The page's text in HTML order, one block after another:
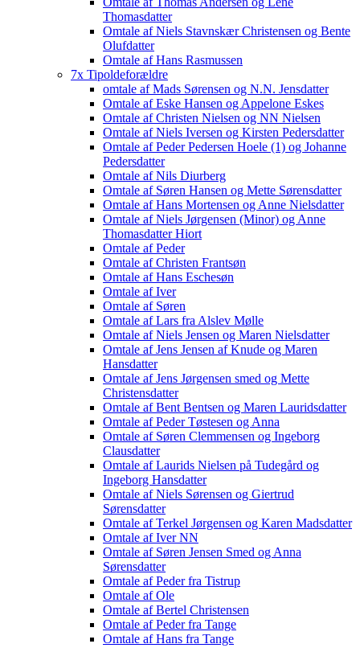
Thomasdatter
Omtale af Niels Stavnskær Christensen og Bente
Olufdatter
Omtale af Hans Rasmussen
7x Tipoldeforældre
omtale af Mads Sørensen og N.N. Jensdatter
Omtale af Eske Hansen og Appelone Eskes
Omtale af Christen Nielsen og NN Nielsen
Omtale af Niels Iversen og Kirsten Pedersdatter
Omtale af Peder Pedersen Hoele (1) og Johanne
Pedersdatter
Omtale af Nils Diurberg
Omtale af Søren Hansen og Mette Sørensdatter
Omtale af Hans Mortensen og Anne Nielsdatter
Omtale af Niels Jørgensen (Minor) og Anne
Thomasdatter Hiort
Omtale af Peder
Omtale af Christen Frantsøn
Omtale af Hans Eschesøn
Omtale af Iver
Omtale af Søren
Omtale af Lars fra Alslev Mølle
Omtale af Niels Jensen og Maren Nielsdatter
Omtale af Jens Jensen af Knude og Maren
Hansdatter
Omtale af Jens Jørgensen smed og Mette
Christensdatter
Omtale af Bent Bentsen og Maren Lauridsdatter
Omtale af Peder Tøstesen og Anna
Omtale af Søren Clemmensen og Ingeborg
Clausdatter
Omtale af Laurids Nielsen på Tudegård og
Ingeborg Hansdatter
Omtale af Niels Sørensen og Giertrud
Sørensdatter
Omtale af Terkel Jørgensen og Karen Madsdatter
Omtale af Iver NN
Omtale af Søren Jensen Smed og Anna
Sørensdatter
Omtale af Peder fra Tistrup
Omtale af Ole
Omtale af Bertel Christensen
Omtale af Peder fra Tange
Omtale af Hans fra Tange